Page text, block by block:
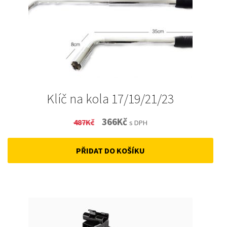
Klíč na kola 17/19/21/23
487Kč
Original
price
was:
366KčCurrent
price
is:
s DPH
PŘIDAT DO KOŠÍKU